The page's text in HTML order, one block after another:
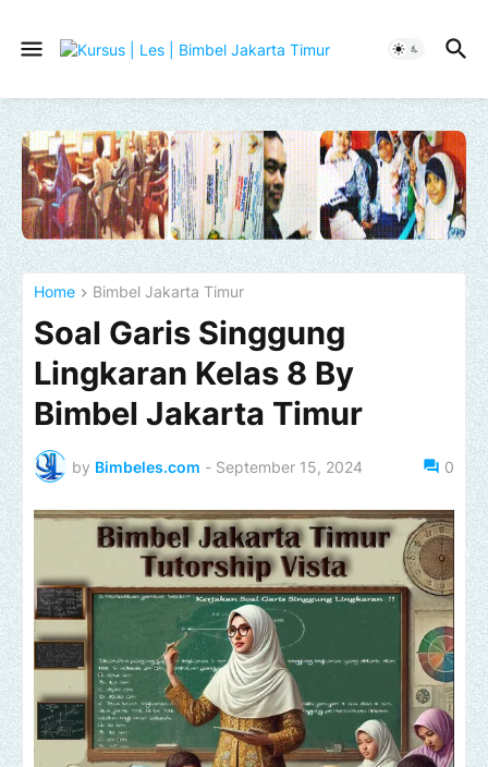
Home Bimbel Jakarta Timur
Soal Garis Singgung
Lingkaran Kelas 8 By
Bimbel Jakarta Timur
by Bimbeles.com - September 15, 2024 0